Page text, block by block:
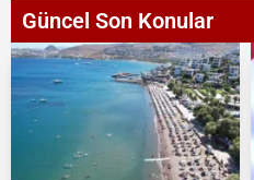
Güncel Son Konular